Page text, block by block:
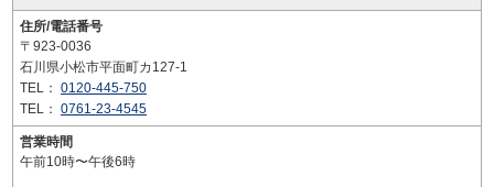
住所/電話番号
〒923-0036
石川県小松市平面町カ127-1
TEL： 0120-445-750
TEL： 0761-23-4545
営業時間
午前10時〜午後6時